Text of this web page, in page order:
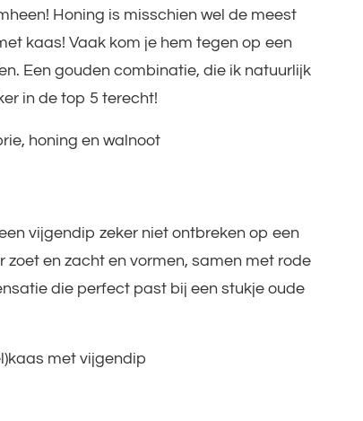
Honing is misschien wel de meest
kaas! Vaak kom je hem tegen op een
Een gouden combinatie, die ik natuurlijk
in de top 5 terecht!
honing en walnoot
vijgendip zeker niet ontbreken op een
zoet en zacht en vormen, samen met rode
die perfect past bij een stukje oude
met vijgendip